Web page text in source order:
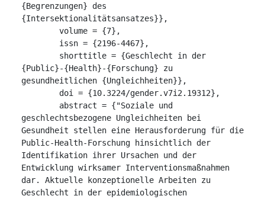
{Begrenzungen} des
{Intersektionalitätsansatzes}},
{Public}-{Health}-{Forschung} zu
gesundheitlichen {Ungleichheiten}},
geschlechtsbezogene Ungleichheiten bei
Gesundheit stellen eine Herausforderung für die
Public-Health-Forschung hinsichtlich der
Identifikation ihrer Ursachen und der
Entwicklung wirksamer Interventionsmaßnahmen
dar. Aktuelle konzeptionelle Arbeiten zu
Geschlecht in der epidemiologischen